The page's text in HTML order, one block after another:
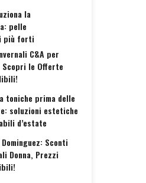
la
pelle
più forti
C&A per
Scopri le Offerte
toniche prima delle
soluzioni estetiche
d’estate
Sconti
Donna, Prezzi